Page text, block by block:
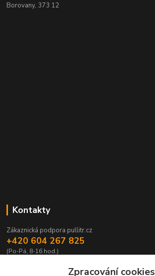
Borovany, 373 12
Kontakty
Zákaznická podpora pullitr.cz
+420 604 267 825
(Po-Pá, 8-16 hod.)
Zpracování cookies